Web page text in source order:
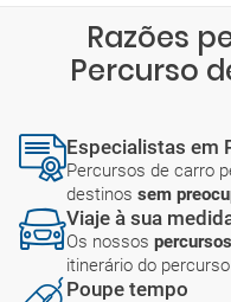
Razões
Percurso
Especialistas em
Percursos de carro
destinos sem
Viaje à sua
Os nossos
itinerário do
Poupe tempo